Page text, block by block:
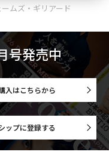
ムズ・ギリアード
号発売中
入はこちらから
ップに登録する